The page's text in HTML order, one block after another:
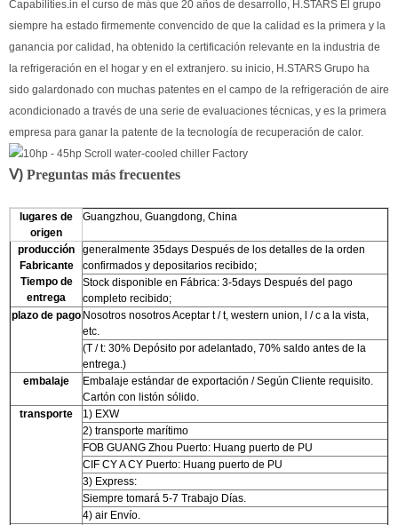
Capabilities.in el curso de más que 20 años de desarrollo, H.STARS El grupo
siempre ha estado firmemente convencido de que la calidad es la primera y la
ganancia por calidad, ha obtenido la certificación relevante en la industria de
la refrigeración en el hogar y en el extranjero. su inicio, H.STARS Grupo ha
sido galardonado con muchas patentes en el campo de la refrigeración de aire
acondicionado a través de una serie de evaluaciones técnicas, y es la primera
empresa para ganar la patente de la tecnología de recuperación de calor.
Ⅴ) Preguntas más frecuentes
lugares de
origen
Guangzhou, Guangdong, China
producción
Fabricante
Tiempo de
entrega
generalmente 35days Después de los detalles de la orden
confirmados y depositarios recibido;
Stock disponible en Fábrica: 3-5days Después del pago
completo recibido;
plazo de pago Nosotros nosotros Aceptar t / t, western union, l / c a la vista,
etc.
(T / t: 30% Depósito por adelantado, 70% saldo antes de la
entrega.)
embalaje
Embalaje estándar de exportación / Según Cliente requisito.
Cartón con listón sólido.
transporte
1) EXW
2) transporte marítimo
FOB GUANG Zhou Puerto: Huang puerto de PU
CIF CY A CY Puerto: Huang puerto de PU
3) Express:
Siempre tomará 5-7 Trabajo Días.
4) air Envío.